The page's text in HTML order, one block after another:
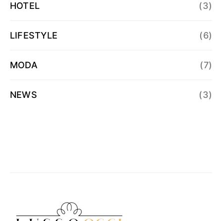
HOTEL (3)
LIFESTYLE (6)
MODA (7)
NEWS (3)